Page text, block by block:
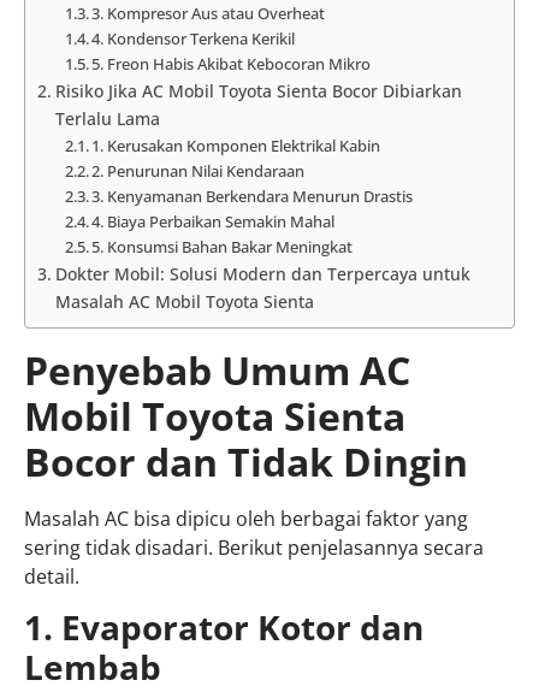
3. Kompresor Aus atau Overheat
4. Kondensor Terkena Kerikil
5. Freon Habis Akibat Kebocoran Mikro
Risiko Jika AC Mobil Toyota Sienta Bocor Dibiarkan
Terlalu Lama
1. Kerusakan Komponen Elektrikal Kabin
2. Penurunan Nilai Kendaraan
3. Kenyamanan Berkendara Menurun Drastis
4. Biaya Perbaikan Semakin Mahal
5. Konsumsi Bahan Bakar Meningkat
Dokter Mobil: Solusi Modern dan Terpercaya untuk
Masalah AC Mobil Toyota Sienta
Penyebab Umum AC
Mobil Toyota Sienta
Bocor dan Tidak Dingin
Masalah AC bisa dipicu oleh berbagai faktor yang
sering tidak disadari. Berikut penjelasannya secara
detail.
1. Evaporator Kotor dan
Lembab